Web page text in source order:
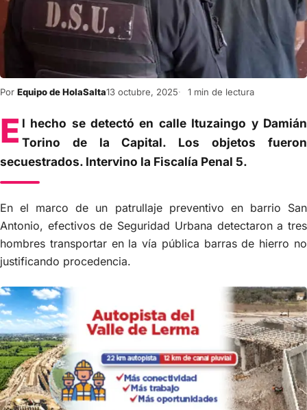
Por Equipo de HolaSalta13 octubre, 2025 1 min de lectura
E l hecho se detectó en calle Ituzaingo y Damián
Torino de la Capital. Los objetos fueron
secuestrados. Intervino la Fiscalía Penal 5.
En el marco de un patrullaje preventivo en barrio San
Antonio, efectivos de Seguridad Urbana detectaron a tres
hombres transportar en la vía pública barras de hierro no
justificando procedencia.